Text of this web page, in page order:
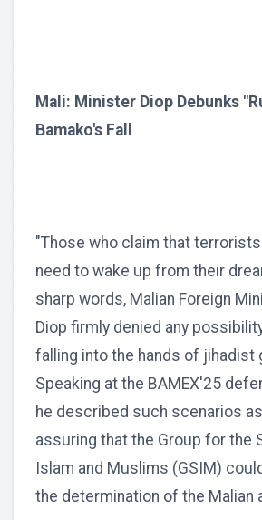
Mali: Minister Diop Debunks
Bamako's Fall
"Those who claim that
need to wake up from their
sharp words, Malian Foreign
Diop firmly denied any
falling into the hands of jihadist
Speaking at the BAMEX'25
he described such scenarios
assuring that the Group for the
Islam and Muslims (GSIM)
the determination of the Malian